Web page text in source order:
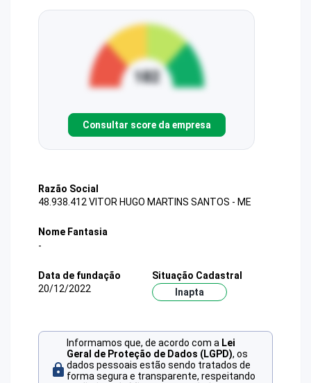
Consultar score da empresa
Razão Social
48.938.412 VITOR HUGO MARTINS SANTOS - ME
Nome Fantasia
-
Data de fundação
20/12/2022
Situação Cadastral
Inapta
Informamos que, de acordo com a Lei
Geral de Proteção de Dados (LGPD), os
dados pessoais estão sendo tratados de
forma segura e transparente, respeitando